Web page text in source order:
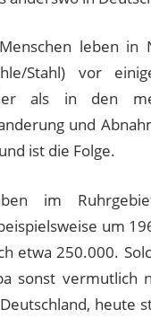
leben in
Stahl) vor
als in den
und
ist die Folge.
im
um
etwa 250.000.
sonst vermutlich
heute